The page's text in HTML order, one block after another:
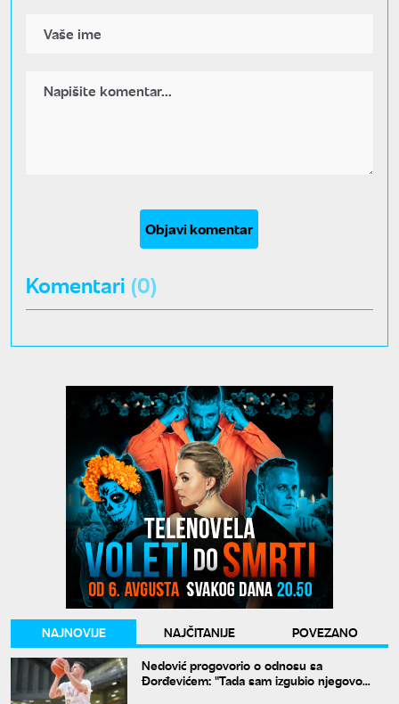
Objavi komentar
Komentari (0)
NAJNOVIJE NAJČITANIJE
POVEZANO
Nedović progovorio o odnosu sa
Đorđevićem: "Tada sam izgubio njegovo